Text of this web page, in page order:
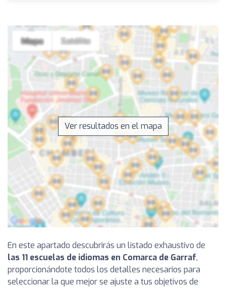
Ver resultados en el mapa
En este apartado descubrirás un listado exhaustivo de
las 11 escuelas de idiomas en Comarca de Garraf,
proporcionándote todos los detalles necesarios para
seleccionar la que mejor se ajuste a tus objetivos de